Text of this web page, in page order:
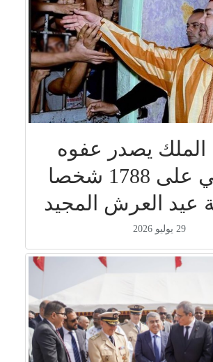
الملك يصدر عفوه
السامي على 1788 شخصا
عيد العرش المجيد
29 يوليو 2026